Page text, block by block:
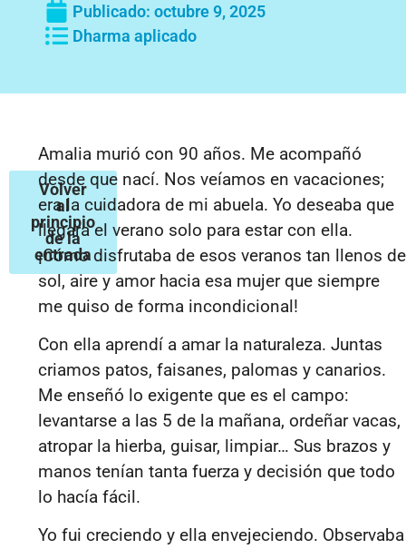
Publicado: octubre 9, 2025
Dharma aplicado
Volver
al
principio
de la
entrada
Amalia murió con 90 años. Me acompañó
desde que nací. Nos veíamos en vacaciones;
era la cuidadora de mi abuela. Yo deseaba que
llegara el verano solo para estar con ella.
¡Cómo disfrutaba de esos veranos tan llenos de
sol, aire y amor hacia esa mujer que siempre
me quiso de forma incondicional!
Con ella aprendí a amar la naturaleza. Juntas
criamos patos, faisanes, palomas y canarios.
Me enseñó lo exigente que es el campo:
levantarse a las 5 de la mañana, ordeñar vacas,
atropar la hierba, guisar, limpiar… Sus brazos y
manos tenían tanta fuerza y decisión que todo
lo hacía fácil.
Yo fui creciendo y ella envejeciendo. Observaba